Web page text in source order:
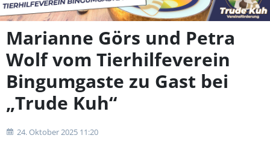
Marianne Görs und Petra
Wolf vom Tierhilfeverein
Bingumgaste zu Gast bei
„Trude Kuh“
24. Oktober 2025 11:20